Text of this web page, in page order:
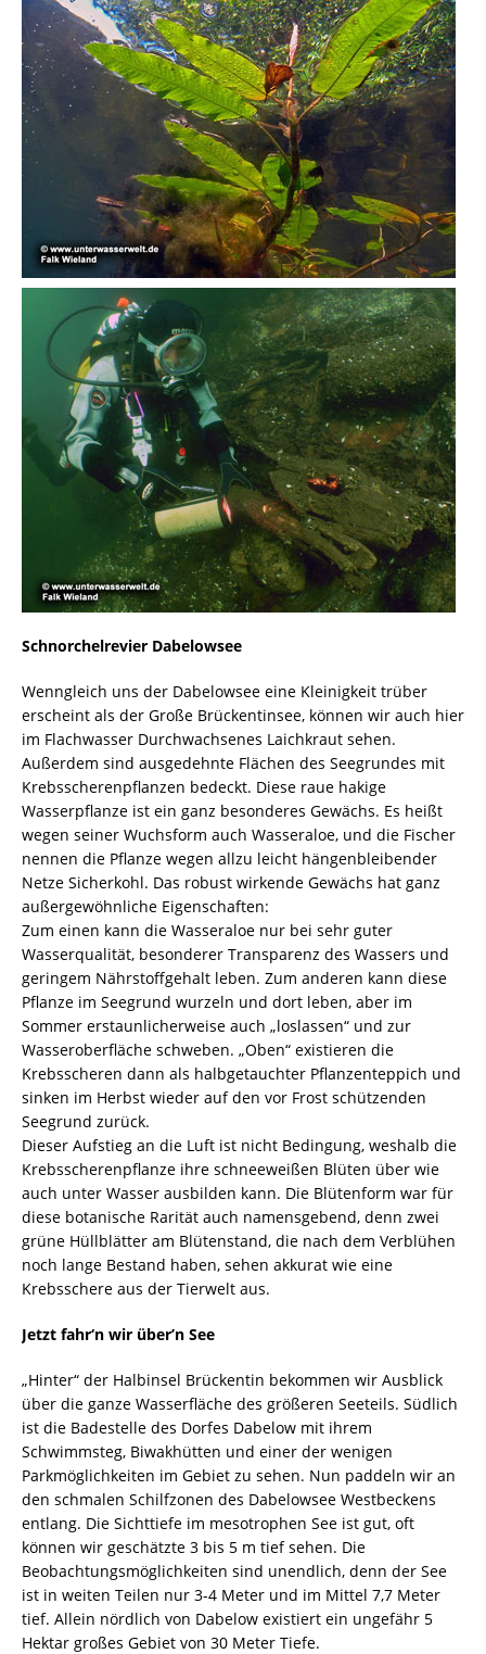
Schnorchelrevier Dabelowsee
Wenngleich uns der Dabelowsee eine Kleinigkeit trüber
erscheint als der Große Brückentinsee, können wir auch hier
im Flachwasser Durchwachsenes Laichkraut sehen.
Außerdem sind ausgedehnte Flächen des Seegrundes mit
Krebsscherenpflanzen bedeckt. Diese raue hakige
Wasserpflanze ist ein ganz besonderes Gewächs. Es heißt
wegen seiner Wuchsform auch Wasseraloe, und die Fischer
nennen die Pflanze wegen allzu leicht hängenbleibender
Netze Sicherkohl. Das robust wirkende Gewächs hat ganz
außergewöhnliche Eigenschaften:
Zum einen kann die Wasseraloe nur bei sehr guter
Wasserqualität, besonderer Transparenz des Wassers und
geringem Nährstoffgehalt leben. Zum anderen kann diese
Pflanze im Seegrund wurzeln und dort leben, aber im
Sommer erstaunlicherweise auch „loslassen“ und zur
Wasseroberfläche schweben. „Oben“ existieren die
Krebsscheren dann als halbgetauchter Pflanzenteppich und
sinken im Herbst wieder auf den vor Frost schützenden
Seegrund zurück.
Dieser Aufstieg an die Luft ist nicht Bedingung, weshalb die
Krebsscherenpflanze ihre schneeweißen Blüten über wie
auch unter Wasser ausbilden kann. Die Blütenform war für
diese botanische Rarität auch namensgebend, denn zwei
grüne Hüllblätter am Blütenstand, die nach dem Verblühen
noch lange Bestand haben, sehen akkurat wie eine
Krebsschere aus der Tierwelt aus.
Jetzt fahr‘n wir über’n See
„Hinter“ der Halbinsel Brückentin bekommen wir Ausblick
über die ganze Wasserfläche des größeren Seeteils. Südlich
ist die Badestelle des Dorfes Dabelow mit ihrem
Schwimmsteg, Biwakhütten und einer der wenigen
Parkmöglichkeiten im Gebiet zu sehen. Nun paddeln wir an
den schmalen Schilfzonen des Dabelowsee Westbeckens
entlang. Die Sichttiefe im mesotrophen See ist gut, oft
können wir geschätzte 3 bis 5 m tief sehen. Die
Beobachtungsmöglichkeiten sind unendlich, denn der See
ist in weiten Teilen nur 3-4 Meter und im Mittel 7,7 Meter
tief. Allein nördlich von Dabelow existiert ein ungefähr 5
Hektar großes Gebiet von 30 Meter Tiefe.